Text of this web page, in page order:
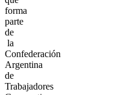
forma
parte
de
la
Confederación
Argentina
de
Trabajadores